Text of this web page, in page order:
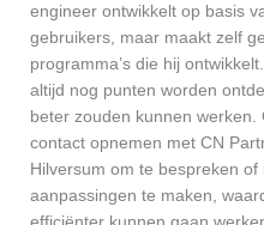
engineer ontwikkelt op basis
gebruikers, maar maakt zelf
programma’s die hij
altijd nog punten worden
beter zouden kunnen
contact opnemen met CN
Hilversum om te bespreken
aanpassingen te maken,